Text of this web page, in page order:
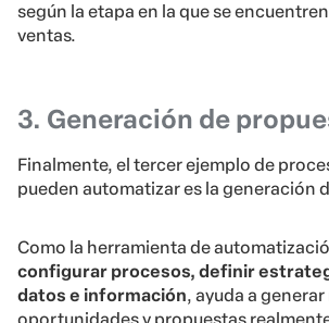
según la etapa en la que se
ventas.
3. Generación de
Finalmente, el tercer ejemplo de
pueden automatizar es la generación
Como la herramienta de
configurar procesos, definir
datos e información, ayuda a generar